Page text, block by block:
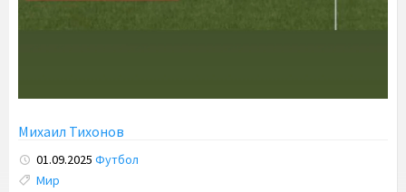
Михаил Тихонов
01.09.2025 Футбол
Tags:
Мир